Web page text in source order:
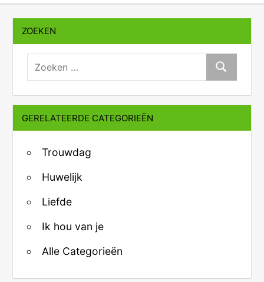
ZOEKEN
zoeken:
Zoeken
GERELATEERDE CATEGORIEËN
Trouwdag
Huwelijk
Liefde
Ik hou van je
Alle Categorieën